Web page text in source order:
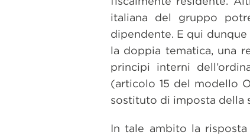
italiana del gruppo
dipendente. E qui
la doppia tematica, una
principi interni
(articolo 15 del modello
sostituto di imposta della
In tale ambito la